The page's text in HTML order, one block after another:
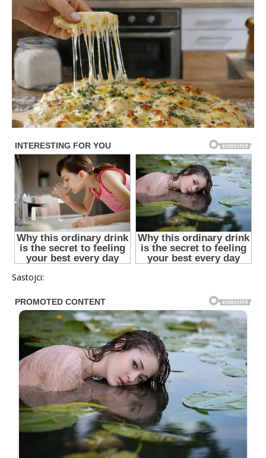
Sastojci: